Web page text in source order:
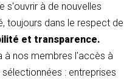
s'ouvrir à de nouvelles
toujours dans le respect de
et transparence.
à nos membres l'accès à
: entreprises